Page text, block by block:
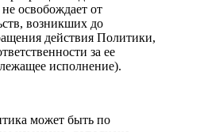
освобождает от
возникших до
действия Политики,
за ее
исполнение).
может быть по